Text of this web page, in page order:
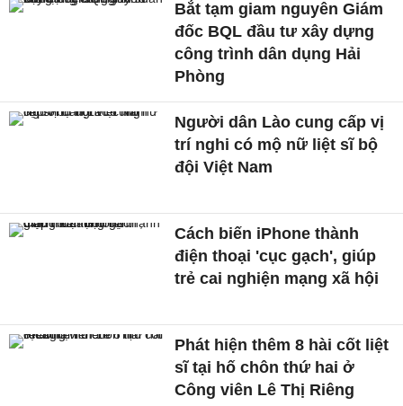
Bắt tạm giam nguyên Giám
đốc BQL đầu tư xây dựng
công trình dân dụng Hải
Phòng
Người dân Lào cung cấp vị
trí nghi có mộ nữ liệt sĩ bộ
đội Việt Nam
Cách biến iPhone thành
điện thoại 'cục gạch', giúp
trẻ cai nghiện mạng xã hội
Phát hiện thêm 8 hài cốt liệt
sĩ tại hố chôn thứ hai ở
Công viên Lê Thị Riêng